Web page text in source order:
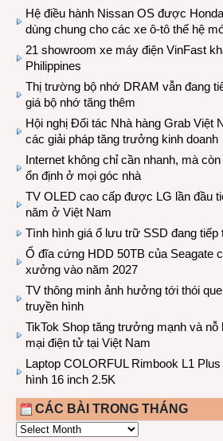
Hệ điều hành Nissan OS được
dùng chung cho các xe ô-tô thế hệ
21 showroom xe máy điện VinFast
Philippines
Thị trường bộ nhớ DRAM vẫn đang
giá bộ nhớ tăng thêm
Hội nghị Đối tác Nhà hàng Grab Việt
các giải pháp tăng trưởng kinh doanh
Internet không chỉ cần nhanh, mà
ổn định ở mọi góc nhà
TV OLED cao cấp được LG lần đầu
năm ở Việt Nam
Tình hình giá ổ lưu trữ SSD đang tiếp
Ổ đĩa cứng HDD 50TB của Seagate
xưởng vào năm 2027
TV thông minh ảnh hưởng tới thói
truyền hình
TikTok Shop tăng trưởng mạnh và
mại điện tử tại Việt Nam
Laptop COLORFUL Rimbook L1
hình 16 inch 2.5K
CÁC BÀI TRONG THÁNG
CÁC